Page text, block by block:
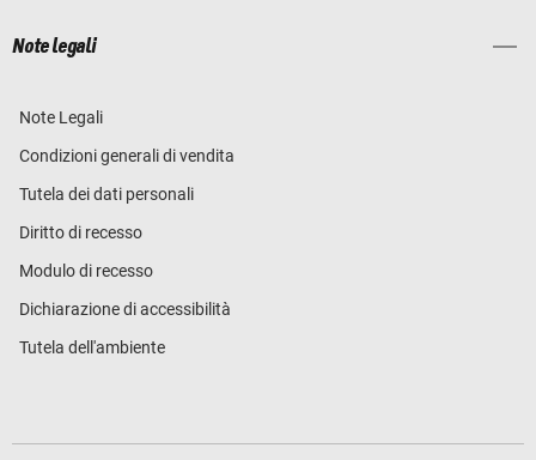
Note legali
Note Legali
Condizioni generali di vendita
Tutela dei dati personali
Diritto di recesso
Modulo di recesso
Dichiarazione di accessibilità
Tutela dell'ambiente